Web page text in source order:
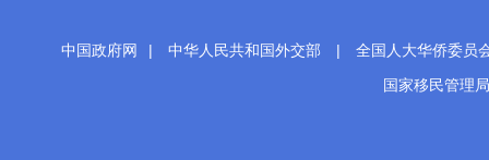
中国政府网 | 中华人民共和国外交部 |
全国人大华侨委员
国家移民管理局